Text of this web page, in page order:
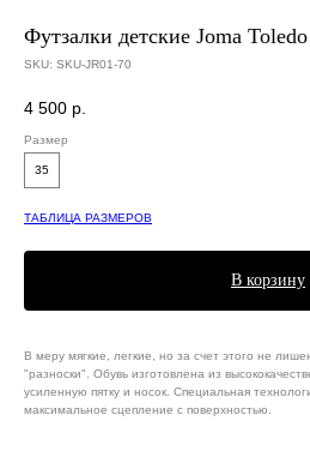
Футзалки детские Joma Toledo
SKU: SKU-JR01-70
4 500 р.
Размер
35
ТАБЛИЦА РАЗМЕРОВ
В корзину
В меру мягкие, легкие, но за счет этого не
"разноски". Обувь изготовлена из
усиленную пятку и носок. Специальная
максимальное сцепление с поверхностью.